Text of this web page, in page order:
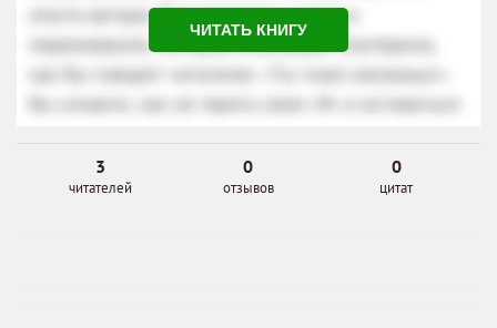
ЧИТАТЬ КНИГУ
3
читателей
0
отзывов
0
цитат